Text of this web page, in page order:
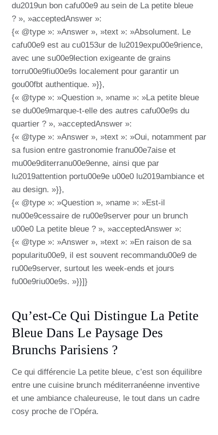
du2019un bon cafu00e9 au sein de La petite bleue
? », »acceptedAnswer »:
{« @type »: »Answer », »text »: »Absolument. Le
cafu00e9 est au cu0153ur de lu2019expu00e9rience,
avec une su00e9lection exigeante de grains
torru00e9fiu00e9s localement pour garantir un
gou00fbt authentique. »}},
{« @type »: »Question », »name »: »La petite bleue
se du00e9marque-t-elle des autres cafu00e9s du
quartier ? », »acceptedAnswer »:
{« @type »: »Answer », »text »: »Oui, notamment par
sa fusion entre gastronomie franu00e7aise et
mu00e9diterranu00e9enne, ainsi que par
lu2019attention portu00e9e u00e0 lu2019ambiance et
au design. »}},
{« @type »: »Question », »name »: »Est-il
nu00e9cessaire de ru00e9server pour un brunch
u00e0 La petite bleue ? », »acceptedAnswer »:
{« @type »: »Answer », »text »: »En raison de sa
popularitu00e9, il est souvent recommandu00e9 de
ru00e9server, surtout les week-ends et jours
fu00e9riu00e9s. »}}]}
Qu’est-Ce Qui Distingue La Petite
Bleue Dans Le Paysage Des
Brunchs Parisiens ?
Ce qui différencie La petite bleue, c’est son équilibre
entre une cuisine brunch méditerranéenne inventive
et une ambiance chaleureuse, le tout dans un cadre
cosy proche de l’Opéra.